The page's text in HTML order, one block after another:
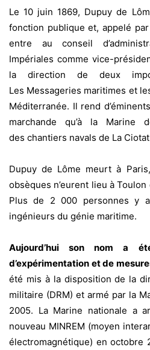
Le 10 juin 1869, Dupuy de
fonction publique et, appelé
entre au conseil
Impériales comme vice-
la direction de deux
Les Messageries maritimes et
Méditerranée. Il rend
marchande qu’à la
des chantiers navals de La
Dupuy de Lôme meurt à
obsèques n’eurent lieu à
Plus de 2 000 personnes y
ingénieurs du génie maritime.
Aujourd’hui son nom a
d’expérimentation et de
été mis à la disposition de la
militaire (DRM) et armé par la
2005. La Marine nationale a
nouveau MINREM (moyen
électromagnétique) en octobre